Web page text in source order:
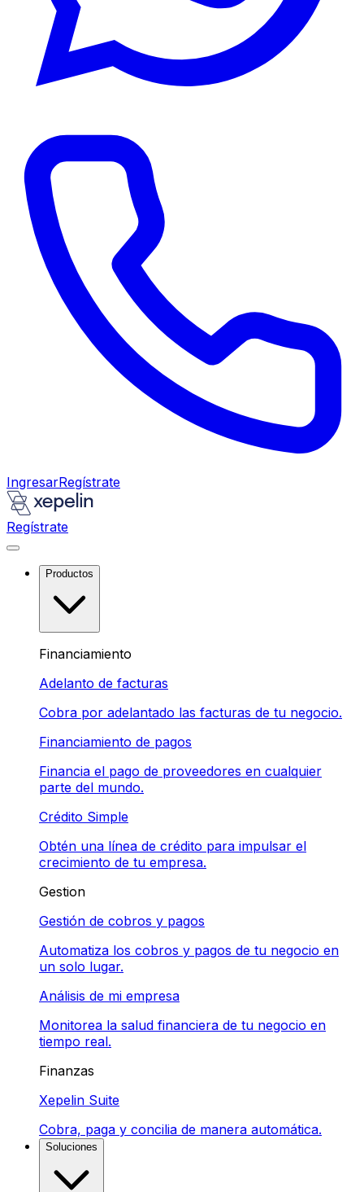
IngresarRegístrate
Regístrate
Productos
Financiamiento
Adelanto de facturas
Cobra por adelantado las facturas de tu negocio.
Financiamiento de pagos
Financia el pago de proveedores en cualquier
parte del mundo.
Crédito Simple
Obtén una línea de crédito para impulsar el
crecimiento de tu empresa.
Gestion
Gestión de cobros y pagos
Automatiza los cobros y pagos de tu negocio en
un solo lugar.
Análisis de mi empresa
Monitorea la salud financiera de tu negocio en
tiempo real.
Finanzas
Xepelin Suite
Cobra, paga y concilia de manera automática.
Soluciones